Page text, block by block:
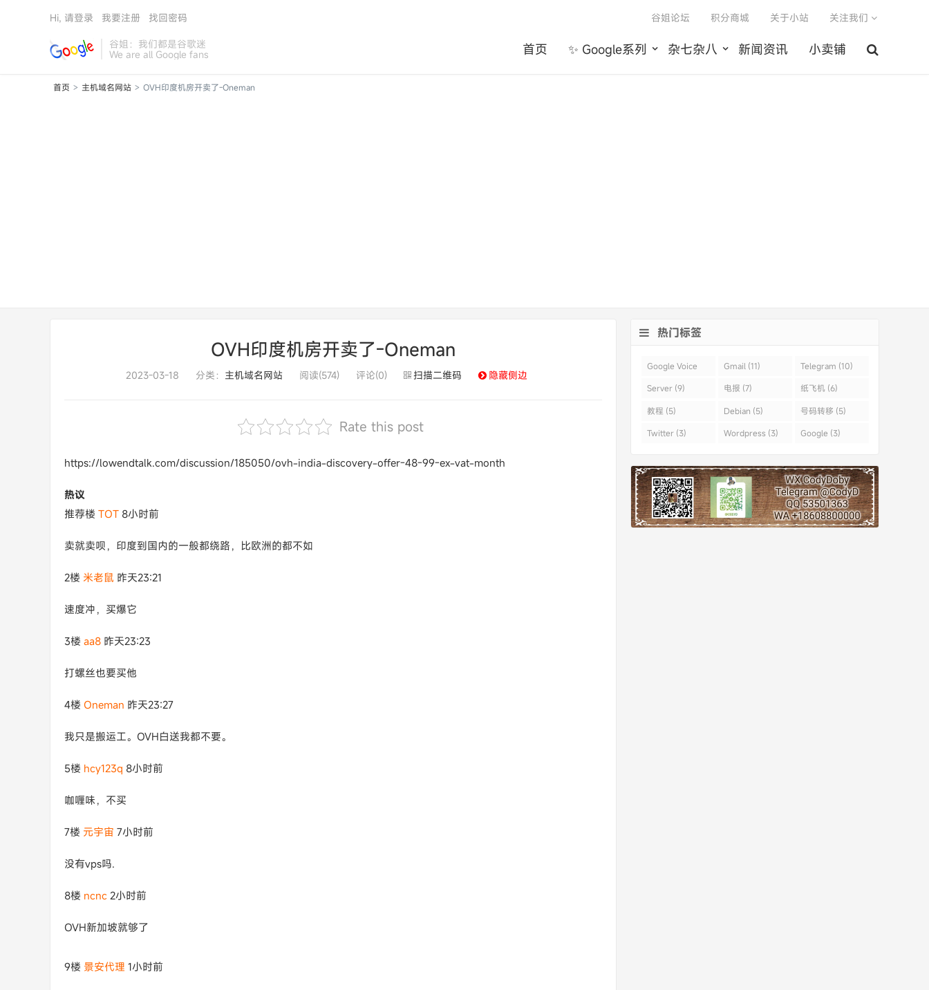
谷姐：我们都是谷歌迷
We are all Google fans 首页 ✨ Google系列 杂七杂八 新闻资讯 小卖铺
谷姐论坛 积分商城 关于小站 关注我们
Hi, 请登录 我要注册 找回密码
首页 > 主机域名网站 > OVH印度机房开卖了-Oneman
OVH印度机房开卖了-Oneman
2023-03-18 分类： 主机域名网站 阅读(574) 评论(0) 扫描二维码 隐藏侧边
Rate this post
https://lowendtalk.com/discussion/185050/ovh-india-discovery-offer-48-99-ex-vat-month
热议
推荐楼 TOT 8小时前
卖就卖呗，印度到国内的一般都绕路，比欧洲的都不如
2楼 米老鼠 昨天23:21
速度冲，买爆它
3楼 aa8 昨天23:23
打螺丝也要买他
4楼 Oneman 昨天23:27
我只是搬运工。OVH白送我都不要。
5楼 hcy123q 8小时前
咖喱味，不买
7楼 元宇宙 7小时前
没有vps吗.
8楼 ncnc 2小时前
OVH新加坡就够了
9楼 景安代理 1小时前
热门标签
Google Voice
(43)
Gmail (11) Telegram (10)
Server (9) 电报 (7) 纸飞机 (6)
教程 (5) Debian (5) 号码转移 (5)
Twitter (3) Wordpress (3) Google (3)